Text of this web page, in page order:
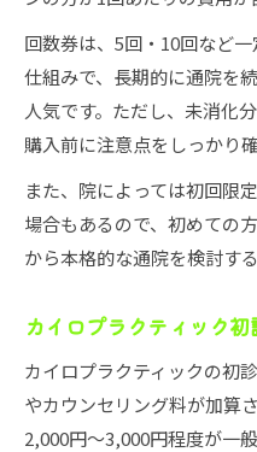
回数券は、5回・10回など
仕組みで、長期的に通院を
人気です。ただし、未消化
購入前に注意点をしっかり
また、院によっては初回限
場合もあるので、初めての
から本格的な通院を検討す
カイロプラクティック
カイロプラクティックの初
やカウンセリング料が加算
2,000円〜3,000円程度が一